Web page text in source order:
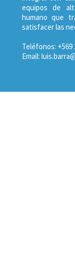
equipos de
humano que
satisfacer las
Teléfonos: +569
Email: